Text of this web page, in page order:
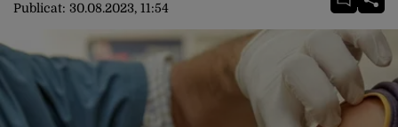
Publicat: 30.08.2023, 11:54